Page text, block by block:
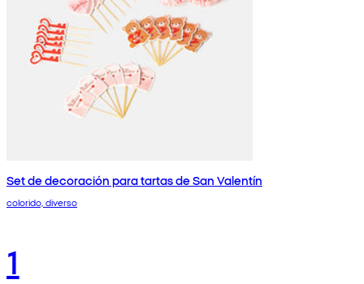
Set de decoración para tartas de San Valentín
colorido, diverso
1